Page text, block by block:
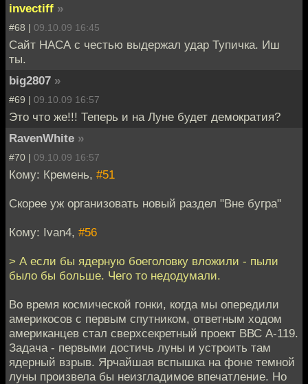
invectiff »
#68 | 09.10.09 16:45
Сайт НАСА с честью выдержал удар Тупичка. Иш
ты.
big2807 »
#69 | 09.10.09 16:57
Это что же!!! Теперь и на Луне будет демократия?
RavenWhite »
#70 | 09.10.09 16:57
Кому: Кремень, #51
Скорее уж организовать новый раздел "Вне бугра"
Кому: Ivan4, #56
> А если бы ядерную боеголовку вложили - пыли
было бы больше. Чего то недодумали.
Во время космической гонки, когда мы опередили
америкосов с первым спутником, ответным ходом
американцев стал сверхсекретный проект ВВС А-119.
Задача - первыми достичь луны и устроить там
ядерный взрыв. Ярчайшая вспышка на фоне темной
луны произвела бы неизгладимое впечатление. Но